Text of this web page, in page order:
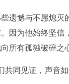
遗憾与不愿熄灭
因为他始终坚信
所有孤独破碎之
共同见证，声音